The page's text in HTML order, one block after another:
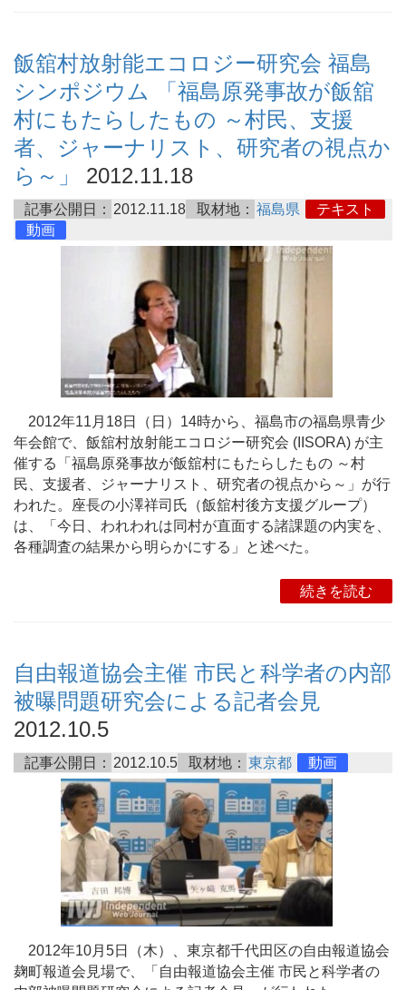
飯舘村放射能エコロジー研究会 福島
シンポジウム 「福島原発事故が飯舘
村にもたらしたもの ～村民、支援
者、ジャーナリスト、研究者の視点か
ら～」
2012.11.18
記事公開日： 2012.11.18 取材地： 福島県
テキスト
動画
2012年11月18日（日）14時から、福島市の福島県青少
年会館で、飯舘村放射能エコロジー研究会 (IISORA) が主
催する「福島原発事故が飯舘村にもたらしたもの ～村
民、支援者、ジャーナリスト、研究者の視点から～」が行
われた。座長の小澤祥司氏（飯舘村後方支援グループ）
は、「今日、われわれは同村が直面する諸課題の内実を、
各種調査の結果から明らかにする」と述べた。
続きを読む
自由報道協会主催 市民と科学者の内部
被曝問題研究会による記者会見
2012.10.5
記事公開日： 2012.10.5 取材地： 東京都 動画
2012年10月5日（木）、東京都千代田区の自由報道協会
麹町報道会見場で、「自由報道協会主催 市民と科学者の